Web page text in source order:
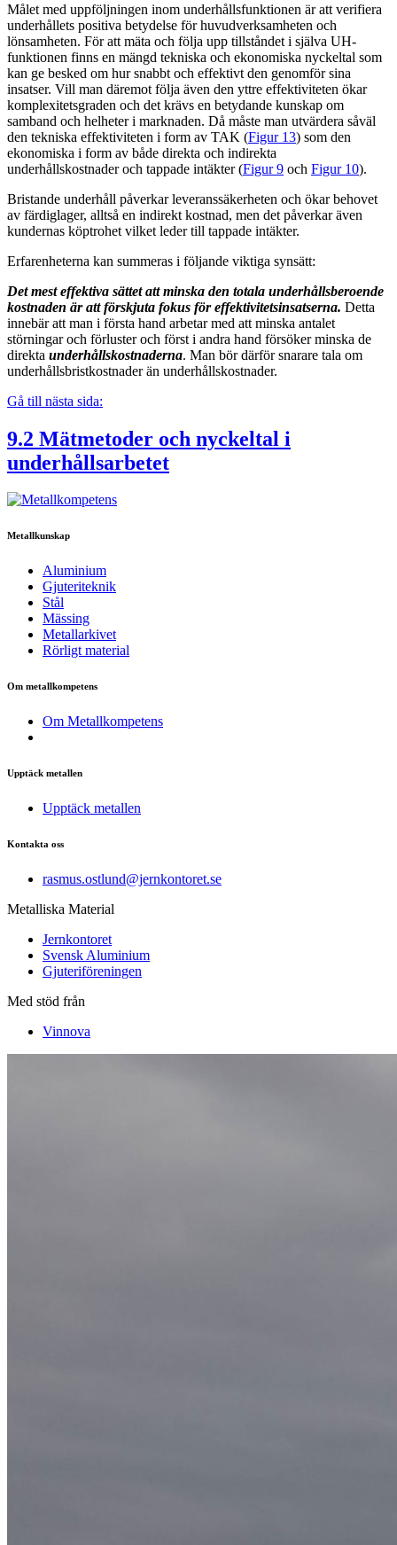
Målet med uppföljningen inom underhållsfunktionen är att verifiera
underhållets positiva betydelse för huvudverksamheten och
lönsamheten. För att mäta och följa upp tillståndet i själva UH-
funktionen finns en mängd tekniska och ekonomiska nyckeltal som
kan ge besked om hur snabbt och effektivt den genomför sina
insatser. Vill man däremot följa även den yttre effektiviteten ökar
komplexitetsgraden och det krävs en betydande kunskap om
samband och helheter i marknaden. Då måste man utvärdera såväl
den tekniska effektiviteten i form av TAK (Figur 13) som den
ekonomiska i form av både direkta och indirekta
underhållskostnader och tappade intäkter (Figur 9 och Figur 10).
Bristande underhåll påverkar leveranssäkerheten och ökar behovet
av färdiglager, alltså en indirekt kostnad, men det påverkar även
kundernas köptrohet vilket leder till tappade intäkter.
Erfarenheterna kan summeras i följande viktiga synsätt:
Det mest effektiva sättet att minska den totala underhållsberoende
kostnaden är att förskjuta fokus för effektivitetsinsatserna. Detta
innebär att man i första hand arbetar med att minska antalet
störningar och förluster och först i andra hand försöker minska de
direkta underhållskostnaderna. Man bör därför snarare tala om
underhållsbristkostnader än underhållskostnader.
Gå till nästa sida:
9.2 Mätmetoder och nyckeltal i
underhållsarbetet
Metallkunskap
Aluminium
Gjuteriteknik
Stål
Mässing
Metallarkivet
Rörligt material
Om metallkompetens
Om Metallkompetens
Upptäck metallen
Upptäck metallen
Kontakta oss
rasmus.ostlund@jernkontoret.se
Metalliska Material
Jernkontoret
Svensk Aluminium
Gjuteriföreningen
Med stöd från
Vinnova